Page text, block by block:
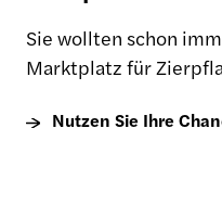
Sie wollten schon
Marktplatz für
Nutzen Sie Ihre